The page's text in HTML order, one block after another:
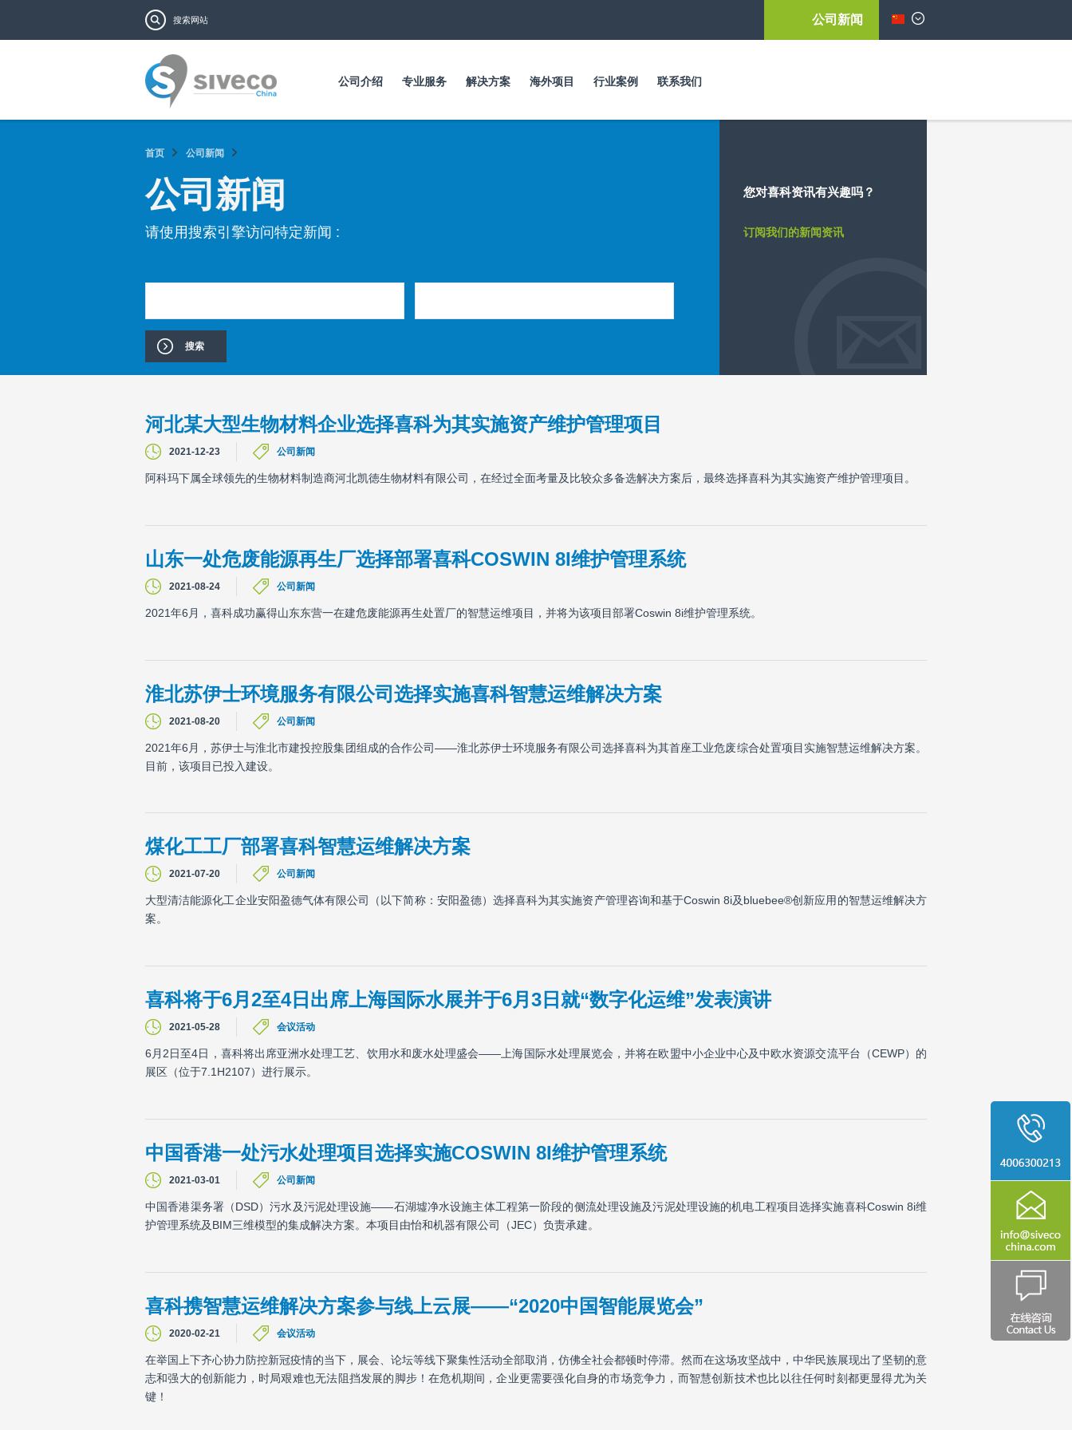
到
要
内
搜索表单 公司新闻
公司介绍 专业服务 解决方案 海外项目 行业案例 联系我们
首页 公司新闻
公司新闻 您对喜科资讯有兴趣吗？
订阅我们的新闻资讯
请使用搜索引擎访问特定新闻 :
河北某大型生物材料企业选择喜科为其实施资产维护管理项目
2021-12-23 公司新闻
阿科玛下属全球领先的生物材料制造商河北凯徳生物材料有限公司，在经过全面考量及比较众多备选解决方案后，最终选择喜科为其实施资产维护管理项目。
山东一处危废能源再生厂选择部署喜科COSWIN 8I维护管理系统
2021-08-24 公司新闻
2021年6月，喜科成功赢得山东东营一在建危废能源再生处置厂的智慧运维项目，并将为该项目部署Coswin 8i维护管理系统。
淮北苏伊士环境服务有限公司选择实施喜科智慧运维解决方案
2021-08-20 公司新闻
2021年6月，苏伊士与淮北市建投控股集团组成的合作公司——淮北苏伊士环境服务有限公司选择喜科为其首座工业危废综合处置项目实施智慧运维解决方案。
目前，该项目已投入建设。
煤化工工厂部署喜科智慧运维解决方案
2021-07-20 公司新闻
大型清洁能源化工企业安阳盈德气体有限公司（以下简称：安阳盈德）选择喜科为其实施资产管理咨询和基于Coswin 8i及bluebee®创新应用的智慧运维解决方
案。
喜科将于6月2至4日出席上海国际水展并于6月3日就“数字化运维”发表演讲
2021-05-28 会议活动
6月2日至4日，喜科将出席亚洲水处理工艺、饮用水和废水处理盛会——上海国际水处理展览会，并将在欧盟中小企业中心及中欧水资源交流平台（CEWP）的
展区（位于7.1H2107）进行展示。
中国香港一处污水处理项目选择实施COSWIN 8I维护管理系统
2021-03-01 公司新闻
中国香港渠务署（DSD）污水及污泥处理设施——石湖墟净水设施主体工程第一阶段的侧流处理设施及污泥处理设施的机电工程项目选择实施喜科Coswin 8i维
护管理系统及BIM三维模型的集成解决方案。本项目由怡和机器有限公司（JEC）负责承建。
喜科携智慧运维解决方案参与线上云展——“2020中国智能展览会”
2020-02-21 会议活动
在举国上下齐心协力防控新冠疫情的当下，展会、论坛等线下聚集性活动全部取消，仿佛全社会都顿时停滞。然而在这场攻坚战中，中华民族展现出了坚韧的意
志和强大的创新能力，时局艰难也无法阻挡发展的脚步！在危机期间，企业更需要强化自身的市场竞争力，而智慧创新技术也比以往任何时刻都更显得尤为关
键！
页面